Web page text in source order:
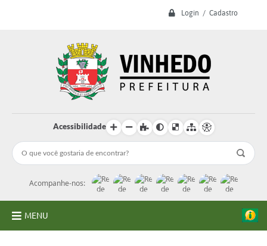
Login / Cadastro
Acessibilidade
Acompanhe-nos:
MENU